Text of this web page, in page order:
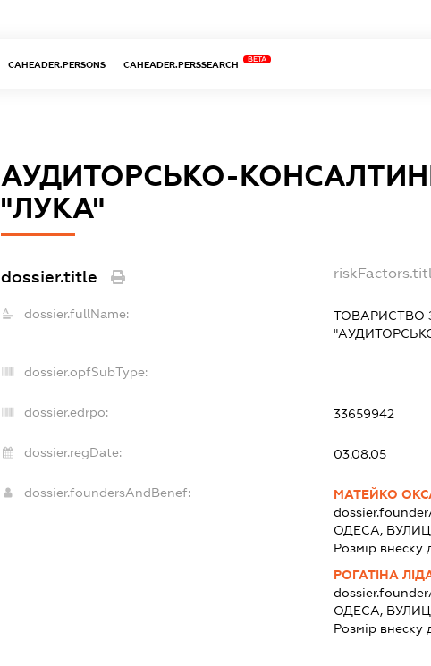
CAHEADER.PERSONS CAHEADER.PERSSEARCH
BETA
АУДИТОРСЬКО-
"ЛУКА"
dossier.title
dossier.fullName:
ТОВАРИСТВО
dossier.opfSubType: -
dossier.edrpo: 33659942
dossier.regDate: 03.08.05
dossier.foundersAndBenef:
МАТЕЙКО
ОДЕСА,
Розмір внеску
РОГАТІНА
ОДЕСА,
Розмір внеску